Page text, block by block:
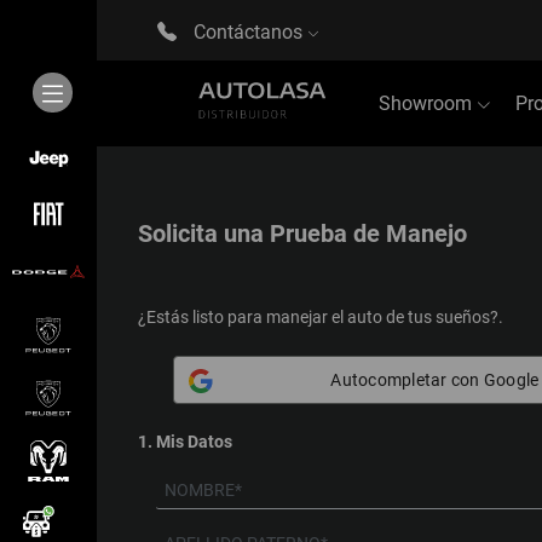
Contáctanos
Showroom
Solicita una Prueba de Manejo
¿Estás listo para manejar el auto de tus sueños?.
Autocompletar con Google
1. Mis Datos